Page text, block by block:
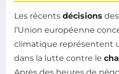
Les récents décisions
l’Union européenne
climatique représentent
dans la lutte contre le